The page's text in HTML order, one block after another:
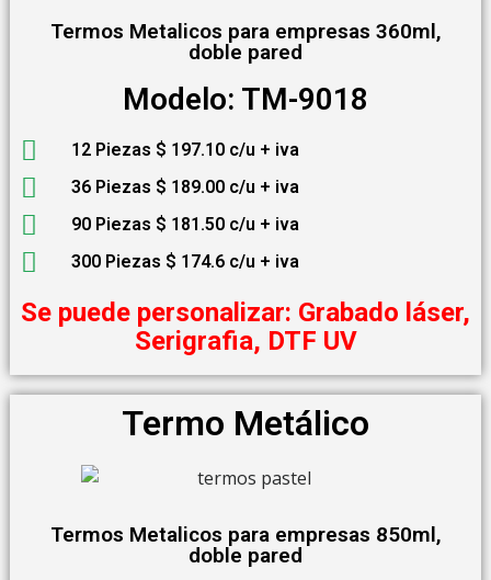
Termos Metalicos para empresas 360ml,
doble pared
Modelo: TM-9018
12 Piezas $ 197.10 c/u + iva
36 Piezas $ 189.00 c/u + iva
90 Piezas $ 181.50 c/u + iva
300 Piezas $ 174.6 c/u + iva
Se puede personalizar: Grabado láser,
Serigrafia, DTF UV
Termo Metálico
Termos Metalicos para empresas 850ml,
doble pared